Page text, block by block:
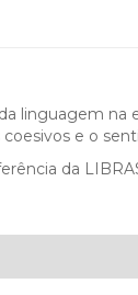
linguagem na
coesivos e o
da